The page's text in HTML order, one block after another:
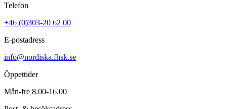
Telefon
+46 (0)303-20 62 00
E-postadress
info@nordiska.fhsk.se
Öppettider
Mån-fre 8.00-16.00